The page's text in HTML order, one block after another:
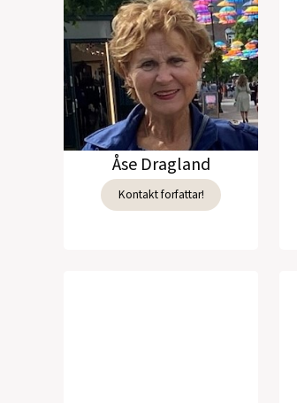
Åse Dragland
Kontakt forfattar!